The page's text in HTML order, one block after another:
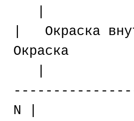
| Окраска
Окраска
N |